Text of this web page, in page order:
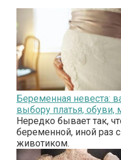
Беременная невеста:
выбору платья, обуви,
Нередко бывает так,
беременной, иной раз
животиком.